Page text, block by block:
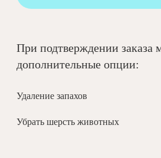
При подтверждении заказа
дополнительные опции:
Удаление запахов
Убрать шерсть животных